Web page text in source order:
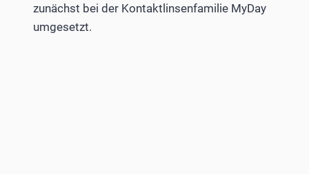
zunächst bei der Kontaktlinsenfamilie MyDay
umgesetzt.